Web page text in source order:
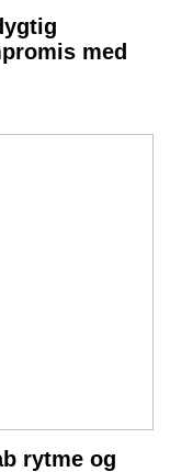
med
rytme og